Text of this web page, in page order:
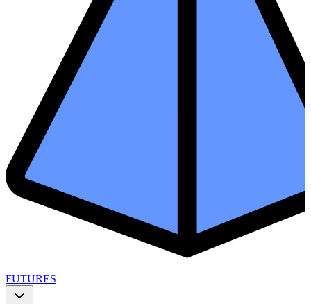
FUTURES